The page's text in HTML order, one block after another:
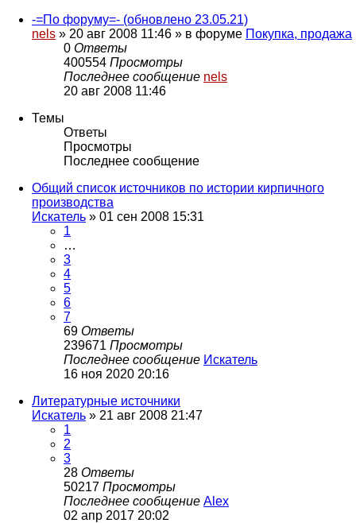
-=По форуму=- (обновлено 23.05.21)
nels » 20 авг 2008 11:46 » в форуме Покупка, продажа
0 Ответы
400554 Просмотры
Последнее сообщение nels
20 авг 2008 11:46
Темы
Ответы
Просмотры
Последнее сообщение
Общий список источников по истории кирпичного
производства
Искатель » 01 сен 2008 15:31
1
…
3
4
5
6
7
69 Ответы
239671 Просмотры
Последнее сообщение Искатель
16 ноя 2020 20:16
Литературные источники
Искатель » 21 авг 2008 21:47
1
2
3
28 Ответы
50217 Просмотры
Последнее сообщение Alex
02 апр 2017 20:02